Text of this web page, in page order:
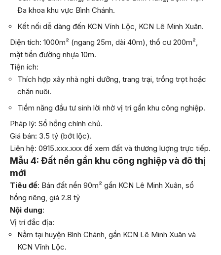
Đa khoa khu vực Bình Chánh.
Kết nối dễ dàng đến KCN Vĩnh Lộc, KCN Lê Minh Xuân.
Diện tích: 1000m² (ngang 25m, dài 40m), thổ cư 200m²,
mặt tiền đường nhựa 10m.
Tiện ích:
Thích hợp xây nhà nghỉ dưỡng, trang trại, trồng trọt hoặc
chăn nuôi.
Tiềm năng đầu tư sinh lời nhờ vị trí gần khu công nghiệp.
Pháp lý: Sổ hồng chính chủ.
Giá bán: 3.5 tỷ (bớt lộc).
Liên hệ: 0915.xxx.xxx để xem đất và thương lượng trực tiếp.
Mẫu 4: Đất nền gần khu công nghiệp và đô thị
mới
Tiêu đề: Bán đất nền 90m² gần KCN Lê Minh Xuân, sổ
hồng riêng, giá 2.8 tỷ
Nội dung:
Vị trí đắc địa:
Nằm tại huyện Bình Chánh, gần KCN Lê Minh Xuân và
KCN Vĩnh Lộc.